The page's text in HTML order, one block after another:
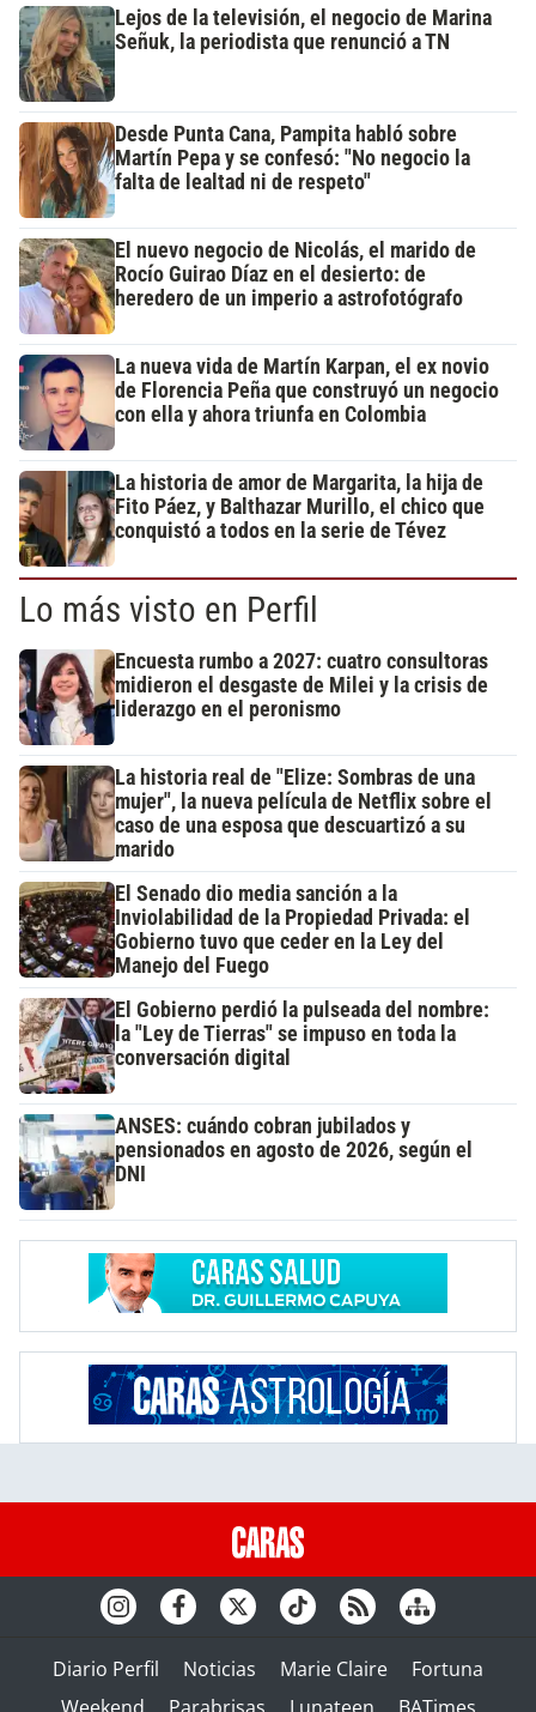
Lejos de la televisión, el negocio de Marina
Señuk, la periodista que renunció a TN
Desde Punta Cana, Pampita habló sobre
Martín Pepa y se confesó: "No negocio la
falta de lealtad ni de respeto"
El nuevo negocio de Nicolás, el marido de
Rocío Guirao Díaz en el desierto: de
heredero de un imperio a astrofotógrafo
La nueva vida de Martín Karpan, el ex novio
de Florencia Peña que construyó un negocio
con ella y ahora triunfa en Colombia
La historia de amor de Margarita, la hija de
Fito Páez, y Balthazar Murillo, el chico que
conquistó a todos en la serie de Tévez
Lo más visto en Perfil
Encuesta rumbo a 2027: cuatro consultoras
midieron el desgaste de Milei y la crisis de
liderazgo en el peronismo
La historia real de "Elize: Sombras de una
mujer", la nueva película de Netflix sobre el
caso de una esposa que descuartizó a su
marido
El Senado dio media sanción a la
Inviolabilidad de la Propiedad Privada: el
Gobierno tuvo que ceder en la Ley del
Manejo del Fuego
El Gobierno perdió la pulseada del nombre:
la "Ley de Tierras" se impuso en toda la
conversación digital
ANSES: cuándo cobran jubilados y
pensionados en agosto de 2026, según el
DNI
Diario Perfil Noticias Marie Claire
Fortuna